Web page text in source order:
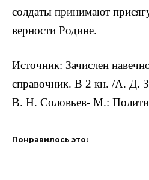
солдаты принимают
верности Родине.
Источник: Зачислен
справочник. В 2 кн. /А. Д.
В. Н. Соловьев- М.:
Понравилось это: